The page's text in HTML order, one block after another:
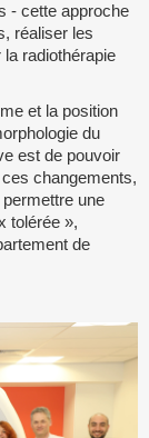
- cette approche
réaliser les
radiothérapie
et la position
du
est de pouvoir
changements,
une
tolérée »,
de